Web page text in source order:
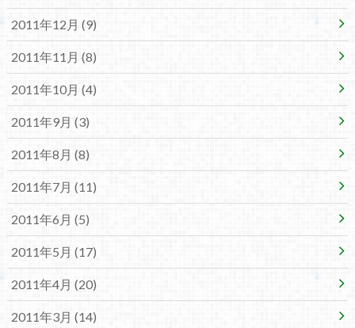
2011年12月 (9)
2011年11月 (8)
2011年10月 (4)
2011年9月 (3)
2011年8月 (8)
2011年7月 (11)
2011年6月 (5)
2011年5月 (17)
2011年4月 (20)
2011年3月 (14)